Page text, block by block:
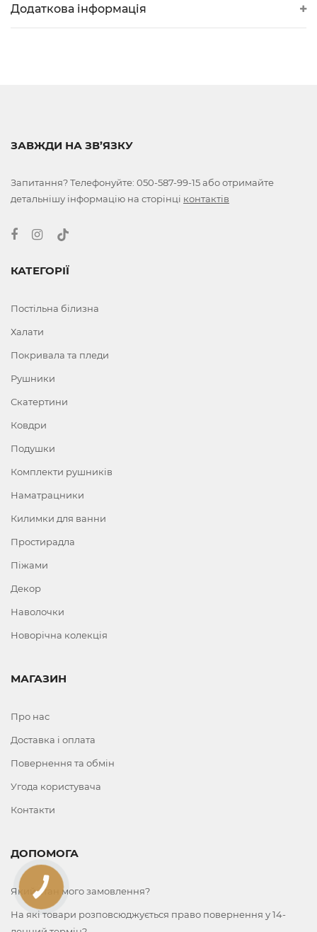
Додаткова інформація
ЗАВЖДИ НА ЗВ’ЯЗКУ
Запитання? Телефонуйте: 050-587-99-15або отримайте
детальнішу інформацію на сторінці контактів
КАТЕГОРІЇ
Постільна білизна
Халати
Покривала та пледи
Рушники
Скатертини
Ковдри
Подушки
Комплекти рушників
Наматрацники
Килимки для ванни
Простирадла
Піжами
Декор
Наволочки
Новорічна колекція
МАГАЗИН
Про нас
Доставка і оплата
Повернення та обмін
Угода користувача
Контакти
ДОПОМОГА
Який стан мого замовлення?
На які товари розповсюджується право повернення у 14-
КНОПКА
ЗВ'ЯЗКУ